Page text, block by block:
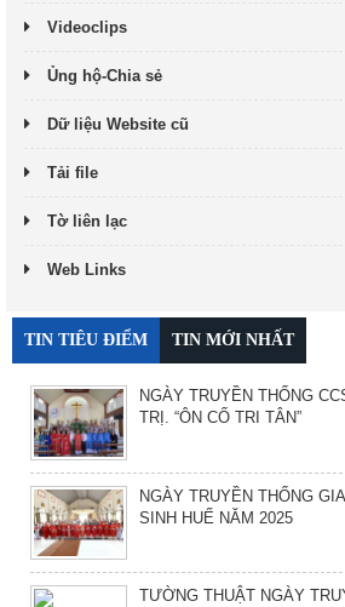
Videoclips
Ủng hộ-Chia sẻ
Dữ liệu Website cũ
Tải file
Tờ liên lạc
Web Links
TIN TIÊU ĐIỂM TIN MỚI NHẤT
NGÀY TRUYỀN THỐNG
TRỊ. “ÔN CỐ TRI TÂN”
NGÀY TRUYỀN THỐNG
SINH HUẾ NĂM 2025
TƯỜNG THUẬT NGÀY